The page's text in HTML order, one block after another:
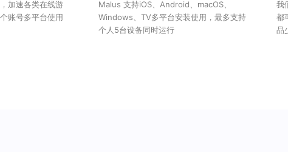
加速各类在线游
账号多平台使用
Malus 支持iOS、Android、macOS、
Windows、TV多平台安装使用，最多支持
个人5台设备同时运行
我
都
品